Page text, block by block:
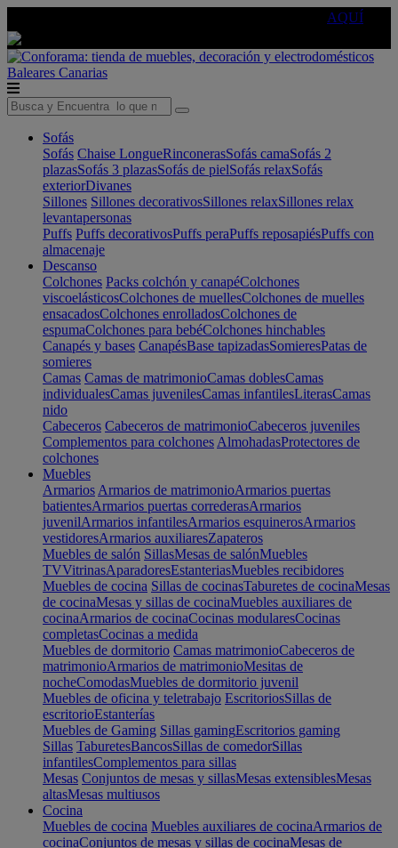
AQUÍ
Baleares Canarias
Sofás
Sofás Chaise LongueRinconerasSofás camaSofás 2
plazasSofás 3 plazasSofás de pielSofás relaxSofás
exteriorDivanes
Sillones Sillones decorativosSillones relaxSillones relax
levantapersonas
Puffs Puffs decorativosPuffs peraPuffs reposapiésPuffs con
almacenaje
Descanso
Colchones Packs colchón y canapéColchones
viscoelásticosColchones de muellesColchones de muelles
ensacadosColchones enrolladosColchones de
espumaColchones para bebéColchones hinchables
Canapés y bases CanapésBase tapizadasSomieresPatas de
somieres
Camas Camas de matrimonioCamas doblesCamas
individualesCamas juvenilesCamas infantilesLiterasCamas
nido
Cabeceros Cabeceros de matrimonioCabeceros juveniles
Complementos para colchones AlmohadasProtectores de
colchones
Muebles
Armarios Armarios de matrimonioArmarios puertas
batientesArmarios puertas correderasArmarios
juvenilArmarios infantilesArmarios esquinerosArmarios
vestidoresArmarios auxiliaresZapateros
Muebles de salón SillasMesas de salónMuebles
TVVitrinasAparadoresEstanteriasMuebles recibidores
Muebles de cocina Sillas de cocinasTaburetes de cocinaMesas
de cocinaMesas y sillas de cocinaMuebles auxiliares de
cocinaArmarios de cocinaCocinas modularesCocinas
completasCocinas a medida
Muebles de dormitorio Camas matrimonioCabeceros de
matrimonioArmarios de matrimonioMesitas de
nocheComodasMuebles de dormitorio juvenil
Muebles de oficina y teletrabajo EscritoriosSillas de
escritorioEstanterías
Muebles de Gaming Sillas gamingEscritorios gaming
Sillas TaburetesBancosSillas de comedorSillas
infantilesComplementos para sillas
Mesas Conjuntos de mesas y sillasMesas extensiblesMesas
altasMesas multiusos
Cocina
Muebles de cocina Muebles auxiliares de cocinaArmarios de
cocinaConjuntos de mesas y sillas de cocinaMesas de